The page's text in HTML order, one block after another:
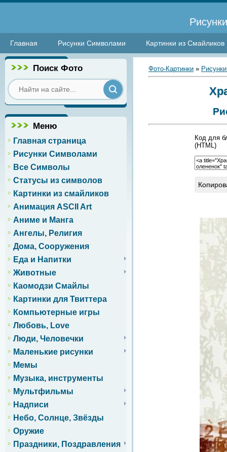
Главная Рисунки Символами Картинки из Смайликов
Поиск Фото
Меню
Главная страница
Рисунки Символами
Все Символы
Статусы из символов
Картинки из смайликов
Анимация ASCII Art
Аниме и Манга
Ангелы, Религия
Дома, Сооружения
Еда и Напитки
Животные
Каомодзи Смайлы
Картинки для Твиттера
Компьютерные игры
Любовь, Love
Люди, Человечки
Маленькие рисунки
Мемы
Музыка, инструменты
Мультфильмы
Надписи
Небо, Солнце, Звёзды
Оружие
Праздники, Поздравления
Фото-Картинки »
Код для
(HTML)